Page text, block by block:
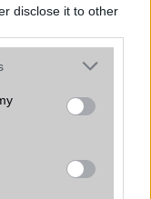
disclose it to other
or more Google
You may click to
party tags to
in below Google
- ekkor
az új
Pro modellek
Ultra is
szóló
hat